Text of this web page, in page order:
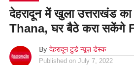
देहरादून में खुला उत्तराखंड
Thana, घर बैठे करा सकेंगे
By देहरादून टुडे न्यूज़ डेस्क
Published on July 7, 2022